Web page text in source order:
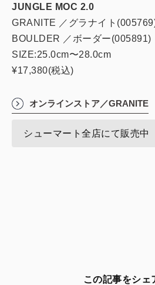
JUNGLE MOC 2.0
GRANITE ／グラナイト
BOULDER ／ボーダー(005891)
SIZE:25.0cm〜28.0cm
¥17,380(税込)
オンラインストア／GRANITE
シューマート全店にて販売中
この記事をシェ